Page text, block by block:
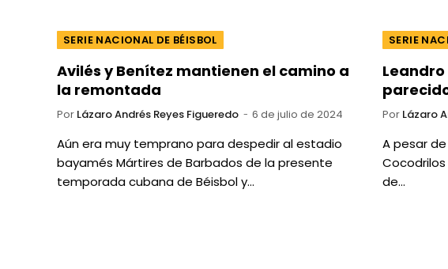
SERIE NACIONAL DE BÉISBOL
Avilés y Benítez mantienen el camino a
la remontada
Por Lázaro Andrés Reyes Figueredo 6 de julio de 2024
Aún era muy temprano para despedir al estadio
bayamés Mártires de Barbados de la presente
temporada cubana de Béisbol y…
SERIE
Leandro
Por Lázaro
A pesar
de…